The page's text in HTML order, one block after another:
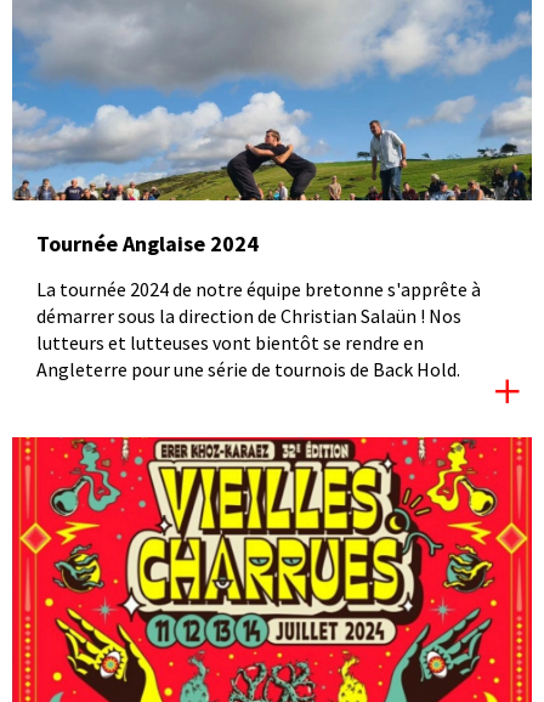
Tournée Anglaise 2024
La tournée 2024 de notre équipe bretonne s'apprête à
démarrer sous la direction de Christian Salaün ! Nos
lutteurs et lutteuses vont bientôt se rendre en
Angleterre pour une série de tournois de Back Hold.